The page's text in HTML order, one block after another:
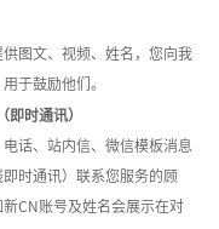
图文、视频、姓名，您向我
于鼓励他们。
即时通讯）
话、站内信、微信模板消息
时通讯）联系您服务的顾
新CN账号及姓名会展示在对